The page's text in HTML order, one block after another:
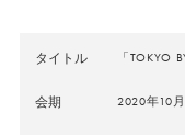
タイトル 「TOKYO
会期 2020年10